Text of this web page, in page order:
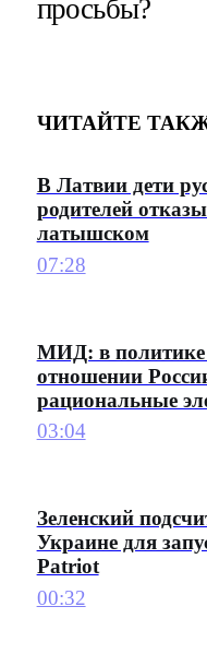
просьбы?
ЧИТАЙТЕ
В Латвии дети
родителей
латышском
07:28
МИД: в политике
отношении
рациональные
03:04
Зеленский
Украине для
Patriot
00:32